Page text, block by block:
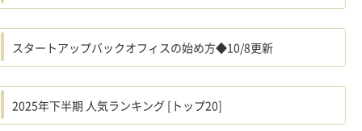
スタートアップバックオフィスの始め方◆10/8更新
2025年下半期 人気ランキング [トップ20]